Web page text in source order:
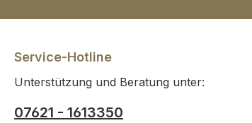
Ziel mit Leichtigkeit
und mit Leichtigkeit ans
hCG-Komplett-Set von
Paket: Komplett-Set für
Service-Hotline
Unterstützung und Beratung unter:
07621 - 1613350